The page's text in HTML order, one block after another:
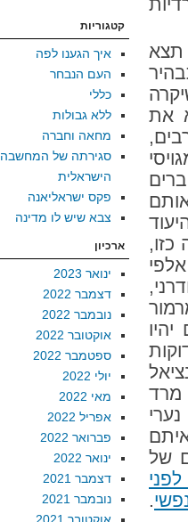
תצא
את
כזו,
מרד
של
.
קטגוריות
איך הגענו לפה
העם הנבחר
כללי
ללא גבולות
מחאה וחברה
סגירתה של המחשבה
הישראלית
פקס ישראליאנה
צבא שיש לו מדינה
ארכיון
ינואר 2023
דצמבר 2022
נובמבר 2022
אוקטובר 2022
ספטמבר 2022
יולי 2022
מאי 2022
אפריל 2022
פברואר 2022
ינואר 2022
דצמבר 2021
נובמבר 2021